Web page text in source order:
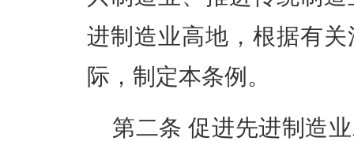
进制造业高地，根据有
际，制定本条例。
第二条 促进先进制造